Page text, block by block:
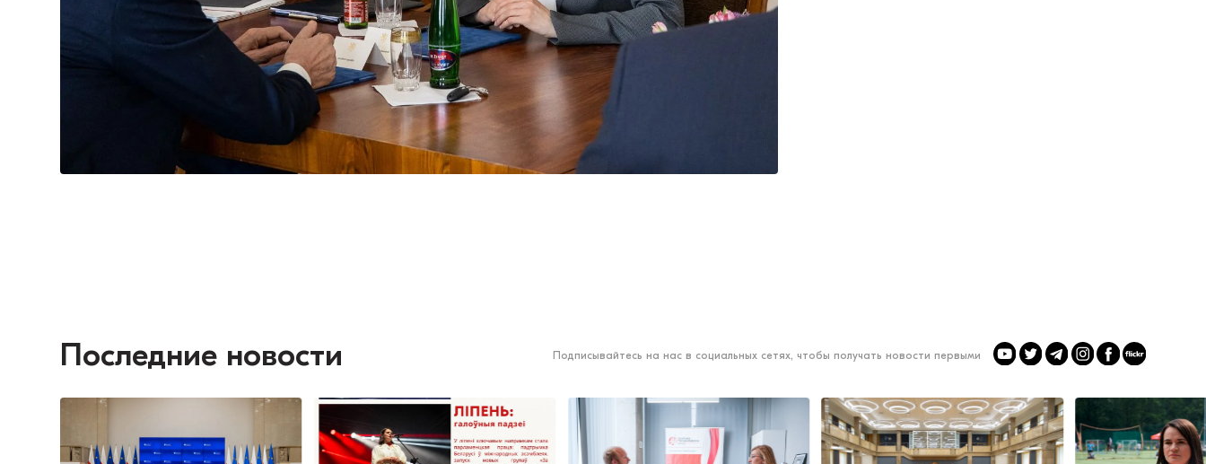
Последние новости Подписывайтесь на нас в социальных сетях, чтобы получать новости первыми